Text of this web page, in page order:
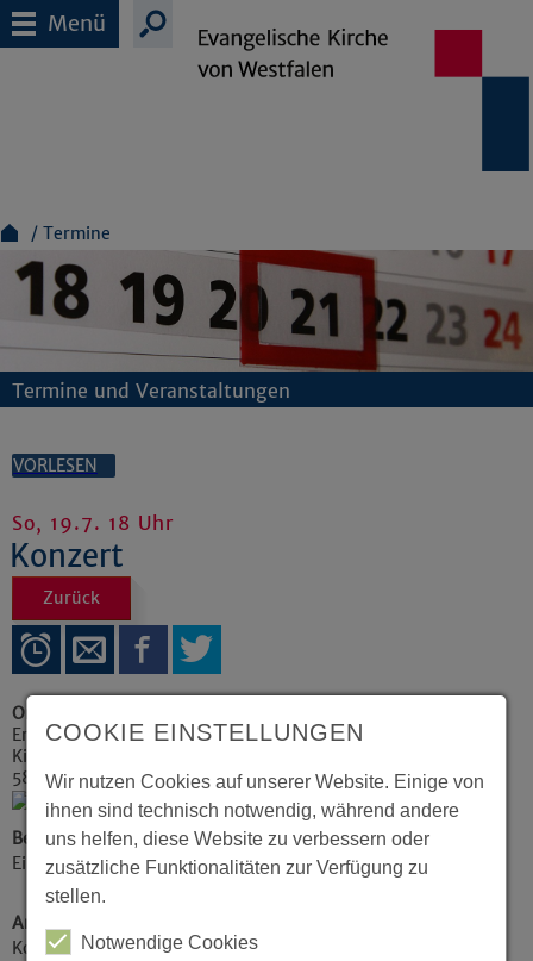
Menü
Termine
Termine und Veranstaltungen
VORLESEN
So, 19.7. 18 Uhr
Konzert
Zurück
Ort
Erlöserkirche
Kirchplatz 2
58511 Lüdenscheid
Beschreibung
Eintritt: 18€
Art der Veranstaltung / Kategorie
Konzerte / Theater / Musik
COOKIE EINSTELLUNGEN
Wir nutzen Cookies auf unserer Website. Einige von
ihnen sind technisch notwendig, während andere
uns helfen, diese Website zu verbessern oder
zusätzliche Funktionalitäten zur Verfügung zu
stellen.
Notwendige Cookies